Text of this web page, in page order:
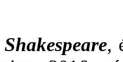
Shakespeare,